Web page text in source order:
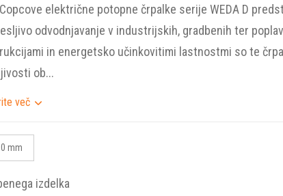
električne potopne črpalke serije WEDA D
odvodnjavanje v industrijskih, gradbenih ter
in energetsko učinkovitimi lastnostmi so te
ob...
več
mm
izdelka